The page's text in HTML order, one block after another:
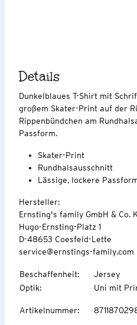
Details
Dunkelblaues T-Shirt mit
großem Skater-Print auf der
Rippenbündchen am
Passform.
Skater-Print
Rundhalsausschnitt
Lässige, lockere
Hersteller:
Ernsting's family GmbH & Co.
Hugo-Ernsting-Platz 1
D-48653 Coesfeld-Lette
service@ernstings-family.com
Beschaffenheit:
Jersey
Optik: Uni mit
Artikelnummer: